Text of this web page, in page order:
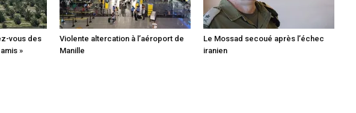
vous des
»
Violente altercation à l’aéroport de
Manille
Le Mossad secoué après l’échec
iranien